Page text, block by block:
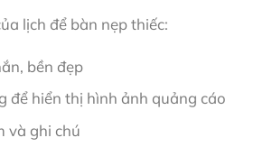
lịch để bàn nẹp thiếc:
bền đẹp
để hiển thị hình ảnh quảng cáo
và ghi chú